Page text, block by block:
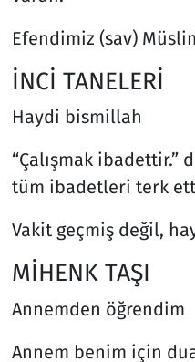
Efendimiz (sav)
İNCİ TANELERİ
Haydi bismillah
“Çalışmak ibadettir.”
tüm ibadetleri terk
Vakit geçmiş değil,
MİHENK TAŞI
Annemden öğrendim
Annem benim için